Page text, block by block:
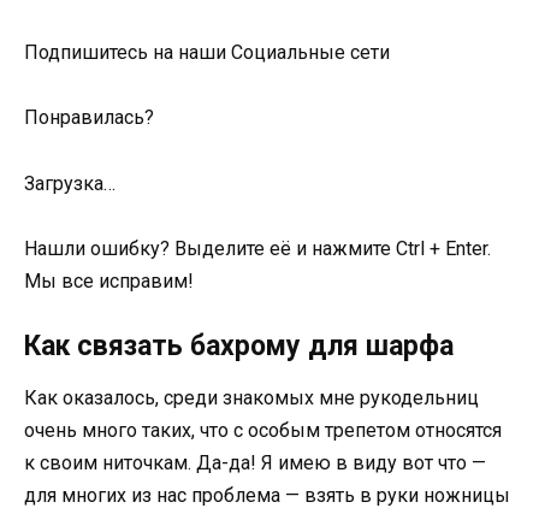
Подпишитесь на наши Социальные сети
Понравилась?
Загрузка…
Нашли ошибку? Выделите её и нажмите Ctrl + Enter.
Мы все исправим!
Как связать бахрому для шарфа
Как оказалось, среди знакомых мне рукодельниц
очень много таких, что с особым трепетом относятся
к своим ниточкам. Да-да! Я имею в виду вот что —
для многих из нас проблема — взять в руки ножницы